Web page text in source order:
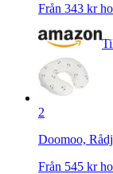
Från 343 kr
2
Doomoo,
Från 545 kr